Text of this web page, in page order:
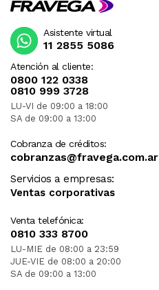
Atención al cliente:
0800 122 0338
0810 999 3728
LU-VI de 09:00 a 18:00
SA de 09:00 a 13:00
Cobranza de créditos:
cobranzas@fravega.com.ar
Servicios a empresas:
Ventas corporativas
Venta telefónica:
0810 333 8700
LU-MIE de 08:00 a 23:59
JUE-VIE de 08:00 a 20:00
SA de 09:00 a 13:00
Asistente virtual
11 2855 5086